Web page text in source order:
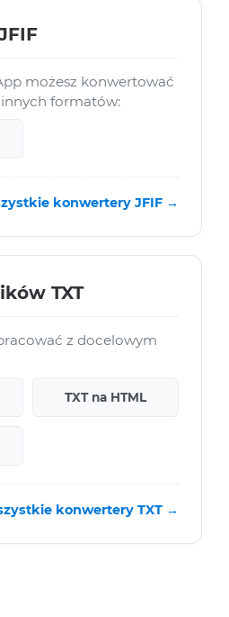
możesz konwertować
formatów:
konwertery JFIF →
TXT
z docelowym
TXT na HTML
konwertery TXT →